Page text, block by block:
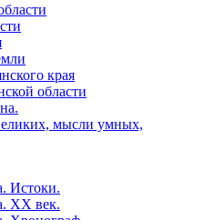
края
области
мысли умных,
Истоки.
XX век.